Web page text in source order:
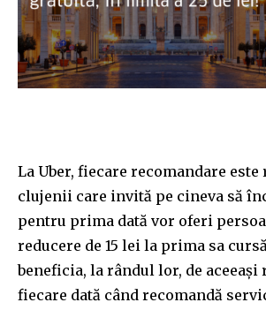
La Uber, fiecare recomandare
clujenii care invită pe cineva să
pentru prima dată vor oferi
reducere de 15 lei la prima sa
beneficia, la rândul lor, de aceeași
fiecare dată când recomandă